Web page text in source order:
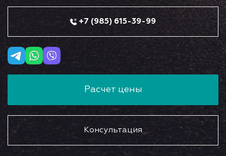
+7 (985) 615-39-99
Расчет цены
Консультация